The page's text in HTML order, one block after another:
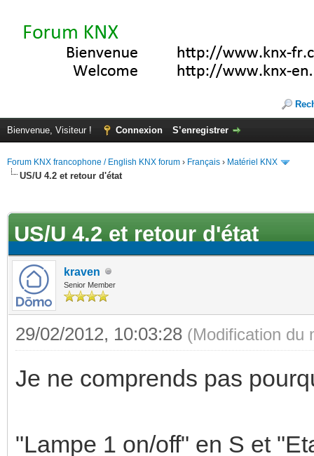
Bienvenue, Visiteur ! Connexion S’enregistrer
Forum KNX francophone / English KNX forum › Français › Matériel KNX
US/U 4.2 et retour d'état
US/U 4.2 et retour d'état
kraven
Senior Member
29/02/2012, 10:03:28 (Modification du
Je ne comprends pas
"Lampe 1 on/off" en S et